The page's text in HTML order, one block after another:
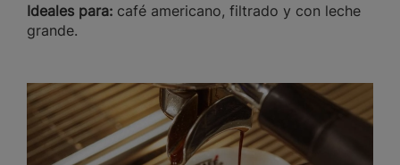
Ideales para: café americano, filtrado y con leche
grande.